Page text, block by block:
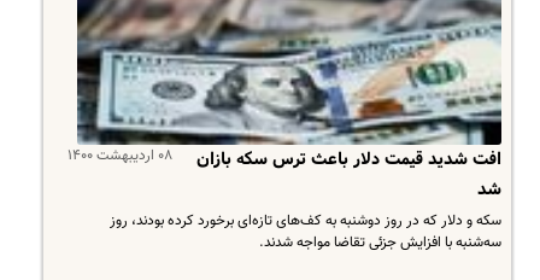
۰۸ اردیبهشت ۱۴۰۰
افت شدید قیمت دلار باعث ترس سکه بازان
شد
سکه و دلار که در روز دوشنبه به کف‌های تازه‌ای برخورد کرده بودند، روز
سه‌شنبه با افزایش جزئی تقاضا مواجه شدند.